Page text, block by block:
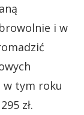
i w
w tym roku
zł.